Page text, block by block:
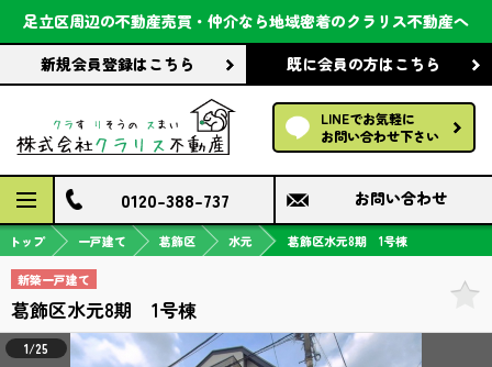
足立区周辺の不動産売買・仲介なら地域密着のクラリス不動産へ
新規会員登録はこちら 既に会員の方はこちら
LINEでお気軽に
お問い合わせ下さい
会社案内
前回の履歴で探す
保存した条件で探す
検討中の物件
0120-388-737 お問い合わせ
トップ 一戸建て 葛飾区 水元 葛飾区水元8期 1号棟
新築一戸建て
葛飾区水元8期 1号棟
1/25